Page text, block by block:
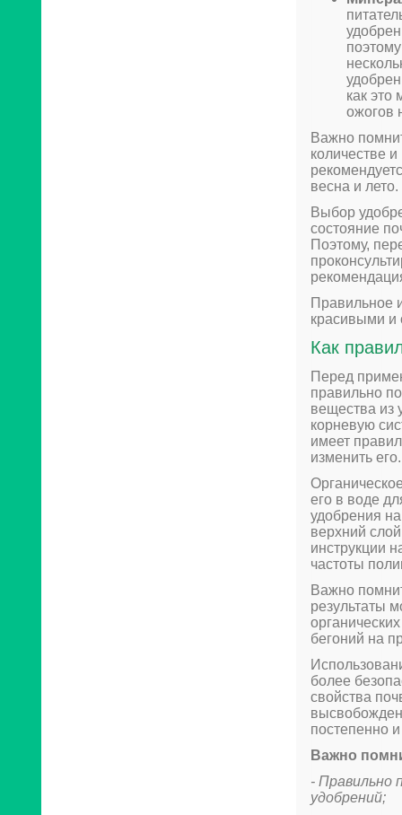
как это
ожогов
Важно
количестве
весна и лето.
Выбор
состояние
Поэтому,
Правильное
красивыми и
Как
Перед
правильно
вещества из
корневую
имеет
изменить его.
его в воде
удобрения
верхний
инструкции
частоты
Важно
результаты
бегоний на
более
свойства
постепенно
Важно
- Правильно
удобрений;